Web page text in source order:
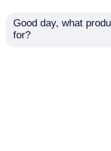
Good day, what
for?